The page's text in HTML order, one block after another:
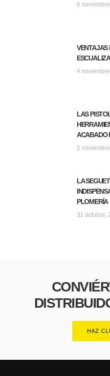
6
VENTAJAS
4
LAS
ACABADO
2
LA
PLOMERÍA
31 octubre,
HAZ